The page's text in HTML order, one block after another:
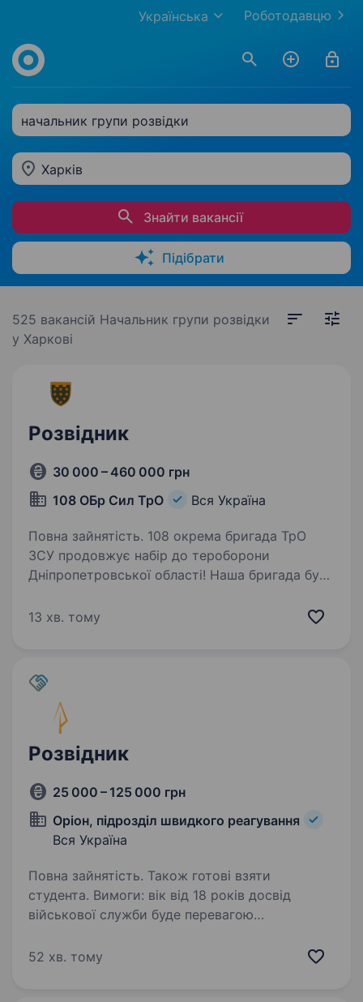
Роботодавцю
Українська
начальник групи розвідки
Харків
Знайти вакансії
Підібрати
525 вакансій Начальник групи розвідки
у Харкові
Розвідник
30 000 – 460 000 грн
108 ОБр Сил ТрО
Вся Україна
Повна зайнятість. 108 окрема бригада ТрО
ЗСУ продовжує набір до тероборони
Дніпропетровської області! Наша бригада була
достойне місце в системі територіальної
13 хв. тому
Розвідник
25 000 – 125 000 грн
Оріон, підрозділ швидкого реагування
Вся Україна
Повна зайнятість. Також готові взяти
студента. Вимоги: вік від 18 років досвід
військової служби буде перевагою
фізична форма високий рівень мотивації
52 хв. тому